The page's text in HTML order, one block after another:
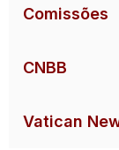
Comissões
CNBB
Vatican